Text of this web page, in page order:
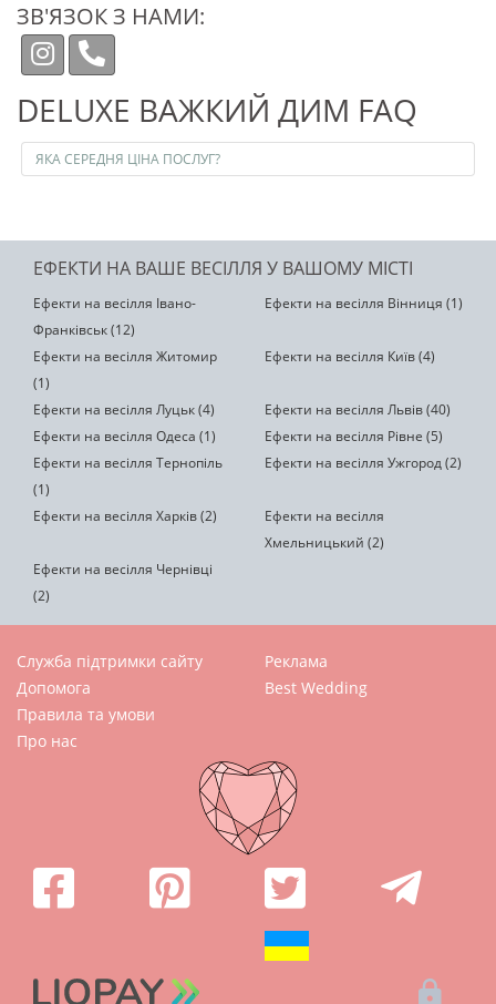
ЗВ'ЯЗОК З НАМИ:
DELUXE ВАЖКИЙ ДИМ FAQ
ЯКА СЕРЕДНЯ ЦІНА ПОСЛУГ?
ЕФЕКТИ НА ВАШЕ ВЕСІЛЛЯ У ВАШОМУ МІСТІ
Ефекти на весілля Івано-
Франківськ (12)
Ефекти на весілля Вінниця (1)
Ефекти на весілля Житомир
(1)
Ефекти на весілля Київ (4)
Ефекти на весілля Луцьк (4)
Ефекти на весілля Львів (40)
Ефекти на весілля Одеса (1)
Ефекти на весілля Рівне (5)
Ефекти на весілля Тернопіль
(1)
Ефекти на весілля Ужгород (2)
Ефекти на весілля Харків (2)
Ефекти на весілля
Хмельницький (2)
Ефекти на весілля Чернівці
(2)
Служба підтримки сайту
Допомога
Правила та умови
Про нас
Реклама
Best Wedding